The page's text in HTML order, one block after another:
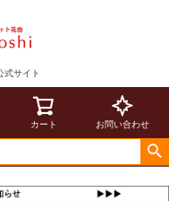
式サイト
カート お問い合わせ